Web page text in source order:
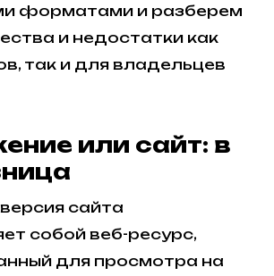
форматами и разберем
и недостатки как
так и для владельцев
или сайт: в
сайта
собой веб-ресурс,
для просмотра на